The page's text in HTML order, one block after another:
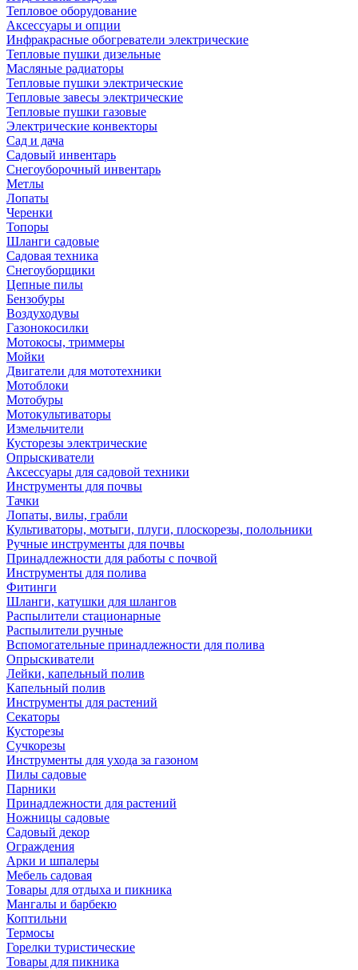
Тепловое оборудование
Аксессуары и опции
Инфракрасные обогреватели электрические
Тепловые пушки дизельные
Масляные радиаторы
Тепловые пушки электрические
Тепловые завесы электрические
Тепловые пушки газовые
Электрические конвекторы
Сад и дача
Садовый инвентарь
Снегоуборочный инвентарь
Метлы
Лопаты
Черенки
Топоры
Шланги садовые
Садовая техника
Снегоуборщики
Цепные пилы
Бензобуры
Воздуходувы
Газонокосилки
Мотокосы, триммеры
Мойки
Двигатели для мототехники
Мотоблоки
Мотобуры
Мотокультиваторы
Измельчители
Кусторезы электрические
Опрыскиватели
Аксессуары для садовой техники
Инструменты для почвы
Тачки
Лопаты, вилы, грабли
Культиваторы, мотыги, плуги, плоскорезы, полольники
Ручные инструменты для почвы
Принадлежности для работы с почвой
Инструменты для полива
Фитинги
Шланги, катушки для шлангов
Распылители стационарные
Распылители ручные
Вспомогательные принадлежности для полива
Опрыскиватели
Лейки, капельный полив
Капельный полив
Инструменты для растений
Секаторы
Кусторезы
Сучкорезы
Инструменты для ухода за газоном
Пилы садовые
Парники
Принадлежности для растений
Ножницы садовые
Садовый декор
Ограждения
Арки и шпалеры
Мебель садовая
Товары для отдыха и пикника
Мангалы и барбекю
Коптильни
Термосы
Горелки туристические
Товары для пикника